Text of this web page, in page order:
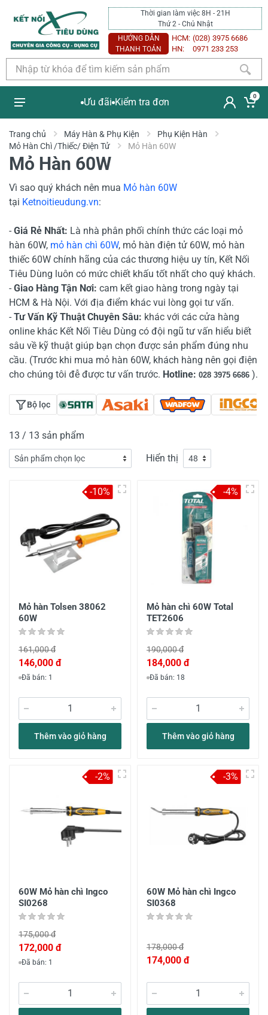
Thời gian làm việc 8H - 21H
Thứ 2 - Chủ Nhật
HƯỚNG DẪN
THANH TOÁN
HCM: (028) 3975 6686
HN:
0971 233 253
Ưu đãi Kiểm tra đơn
0
Trang chủ Máy Hàn & Phụ Kiện
Phụ Kiện Hàn
Mỏ Hàn Chì /Thiếc/ Điện Tử
Mỏ Hàn 60W
Mỏ Hàn 60W
Vì sao quý khách nên mua Mỏ hàn 60W
tại Ketnoitieudung.vn:
- Giá Rẻ Nhất: Là nhà phân phối chính thức các loại mỏ
hàn 60W, mỏ hàn chì 60W, mỏ hàn điện tử 60W, mỏ hàn
thiếc 60W chính hãng của các thương hiệu uy tín, Kết Nối
Tiêu Dùng luôn có mức chiết khấu tốt nhất cho quý khách.
- Giao Hàng Tận Nơi: cam kết giao hàng trong ngày tại
HCM & Hà Nội. Với địa điểm khác vui lòng gọi tư vấn.
- Tư Vấn Kỹ Thuật Chuyên Sâu: khác với các cửa hàng
online khác Kết Nối Tiêu Dùng có đội ngũ tư vấn hiểu biết
sâu về kỹ thuật giúp bạn chọn được sản phẩm đúng nhu
cầu. (Trước khi mua mỏ hàn 60W, khách hàng nên gọi điện
cho chúng tôi đễ được tư vấn trước. Hotline: 028 3975 6686 ).
Bộ lọc
13 / 13 sản phẩm
Hiển thị
Mỏ hàn Tolsen 38062
60W
161,000 đ
146,000 đ
Đã bán: 1
Thêm vào giỏ hàng
-10%
Mỏ hàn chì 60W Total
TET2606
190,000 đ
184,000 đ
Đã bán: 18
Thêm vào giỏ hàng
-4%
60W Mỏ hàn chì Ingco
SI0268
175,000 đ
172,000 đ
Đã bán: 1
-2%
60W Mỏ hàn chì Ingco
SI0368
178,000 đ
174,000 đ
-3%